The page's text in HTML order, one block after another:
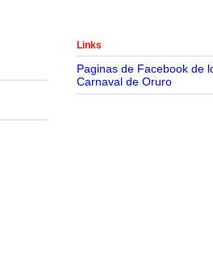
Links
Paginas de Facebook de
Carnaval de Oruro